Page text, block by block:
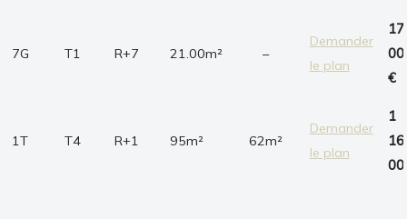
7G T1 R+7 21.00m² –
Demander
le plan
€
1T T4 R+1 95m² 62m²
Demander
le plan
1